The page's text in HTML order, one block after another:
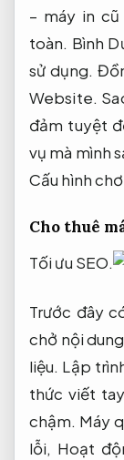
– máy in
toàn. Bình
sử dụng.
Website.
đảm tuyệt
vụ mà mình
Cấu hình
Cho thuê
Tối ưu SEO.
Trước đây
chở nội
liệu. Lập
thức viết
chậm. Máy
lỗi, Hoạt